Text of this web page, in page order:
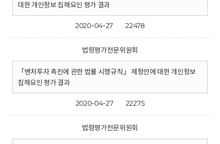
대한 개인정보 침해요인 평가 결과
2020-04-27 22478
법령평가전문위원회
「벤처투자 촉진에 관한 법률 시행규칙」 제정안에 대한 개인정보
침해요인 평가 결과
2020-04-27 22275
법령평가전문위원회